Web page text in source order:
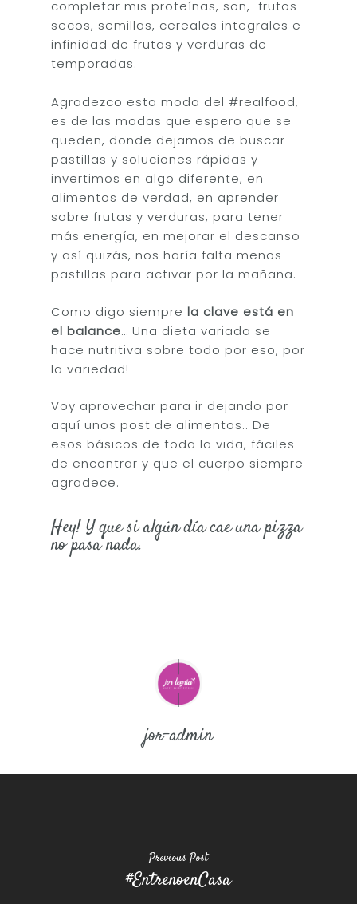
completar mis proteínas, son, frutos
secos, semillas, cereales integrales e
infinidad de frutas y verduras de
temporadas.
Agradezco esta moda del #realfood,
es de las modas que espero que se
queden, donde dejamos de buscar
pastillas y soluciones rápidas y
invertimos en algo diferente, en
alimentos de verdad, en aprender
sobre frutas y verduras, para tener
más energía, en mejorar el descanso
y así quizás, nos haría falta menos
pastillas para activar por la mañana.
Como digo siempre la clave está en
el balance… Una dieta variada se
hace nutritiva sobre todo por eso, por
la variedad!
Voy aprovechar para ir dejando por
aquí unos post de alimentos.. De
esos básicos de toda la vida, fáciles
de encontrar y que el cuerpo siempre
agradece.
Hey! Y que si algún día cae una pizza
no pasa nada.
jor-admin
Previous Post
#EntrenoenCasa
Sobre Mí
Servicios
Entrenamientos
Sobrepeso
Fuerza Mujeres
Oncológico
Obesidad
Coaching
Bienestar para
Alimentación
Saludable
Recetas Saludables
Contacto
Blog
fgh